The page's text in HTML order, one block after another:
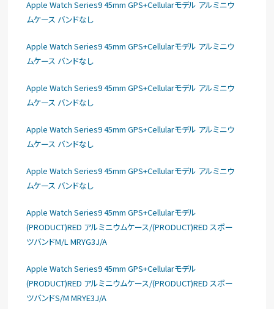
Apple Watch Series9 45mm GPS+Cellularモデル アルミニウ
ムケース バンドなし
Apple Watch Series9 45mm GPS+Cellularモデル アルミニウ
ムケース バンドなし
Apple Watch Series9 45mm GPS+Cellularモデル アルミニウ
ムケース バンドなし
Apple Watch Series9 45mm GPS+Cellularモデル アルミニウ
ムケース バンドなし
Apple Watch Series9 45mm GPS+Cellularモデル アルミニウ
ムケース バンドなし
Apple Watch Series9 45mm GPS+Cellularモデル
(PRODUCT)RED アルミニウムケース/(PRODUCT)RED スポー
ツバンドM/L MRYG3J/A
Apple Watch Series9 45mm GPS+Cellularモデル
(PRODUCT)RED アルミニウムケース/(PRODUCT)RED スポー
ツバンドS/M MRYE3J/A